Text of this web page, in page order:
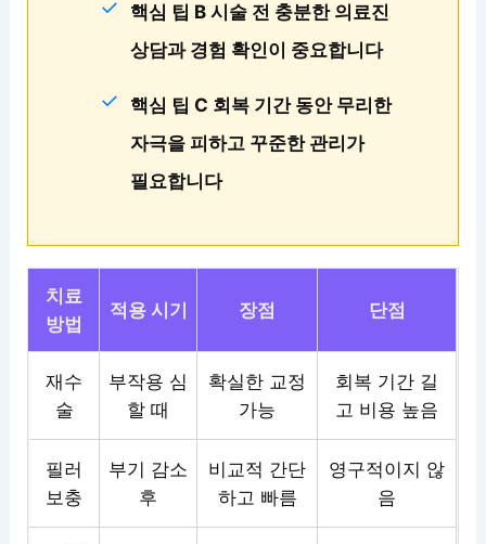
핵심 팁 B 시술 전 충분한 의료진
상담과 경험 확인이 중요합니다
핵심 팁 C 회복 기간 동안 무리한
자극을 피하고 꾸준한 관리가
필요합니다
치료
방법
적용 시기 장점 단점
재수
술
부작용 심
할 때
확실한 교정
가능
회복 기간 길
고 비용 높음
필러
보충
부기 감소
후
비교적 간단
하고 빠름
영구적이지 않
음